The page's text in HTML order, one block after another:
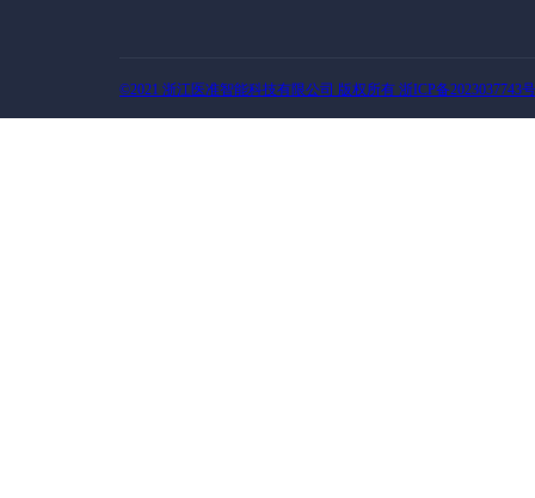
©2021 浙江医准智能科技有限公司 版权所有 浙ICP备2023037743